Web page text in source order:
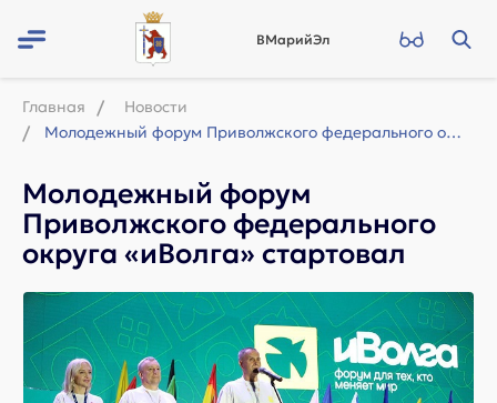
ВМарийЭл
Главная
Новости
Молодежный форум Приволжского федерального округа «иВолга» стартовал
Молодежный форум
Приволжского федерального
округа «иВолга» стартовал